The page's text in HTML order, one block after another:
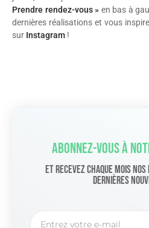
Prendre rendez-vous » en bas à
dernières réalisations et vous
sur Instagram !
Abonnez-Vous À
Et Recevez Chaque Mois
Dernières